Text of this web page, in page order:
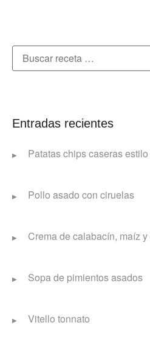
Entradas recientes
Patatas chips caseras
Pollo asado con ciruelas
Crema de calabacín, maíz
Sopa de pimientos asados
Vitello tonnato